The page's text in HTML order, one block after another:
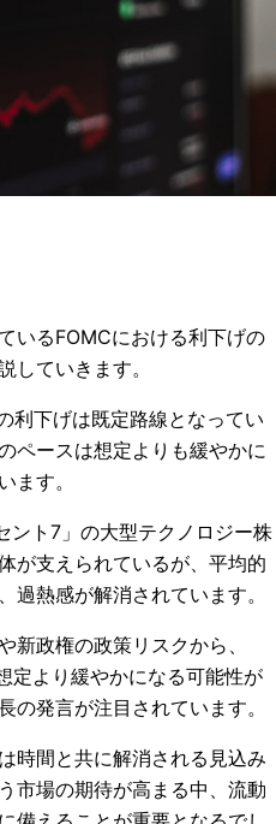
いるFOMCにおける利下げの
していきます。
利下げは既定路線となってい
ペースは想定よりも緩やかに
ます。
ント7」の大型テクノロジー株
が支えられているが、平均的
過熱感が解消されています。
新政権の政策リスクから、
定より緩やかになる可能性が
の発言が注目されています。
時間と共に解消される見込み
市場の期待が高まる中、流動